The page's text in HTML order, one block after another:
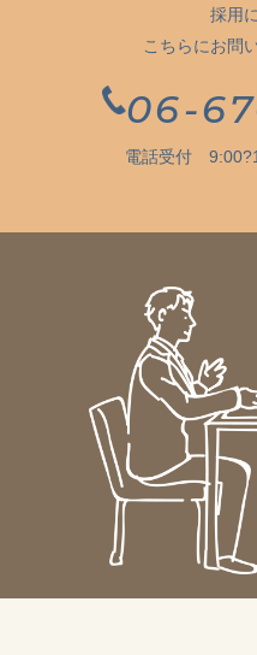
採用
こちらにお問
06-
電話受付